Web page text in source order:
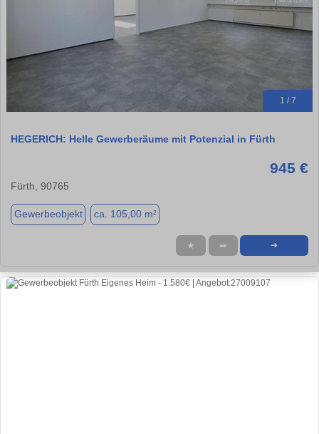
1 / 7
HEGERICH: Helle Gewerberäume mit Potenzial in Fürth
945 €
Fürth, 90765
Gewerbeobjekt ca. 105,00 m²
★ ➦ ➜